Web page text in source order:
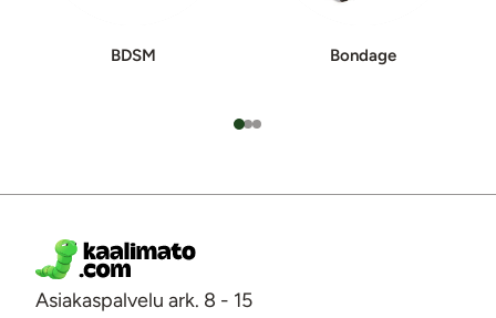
BDSM Bondage
Asiakaspalvelu ark. 8 - 15